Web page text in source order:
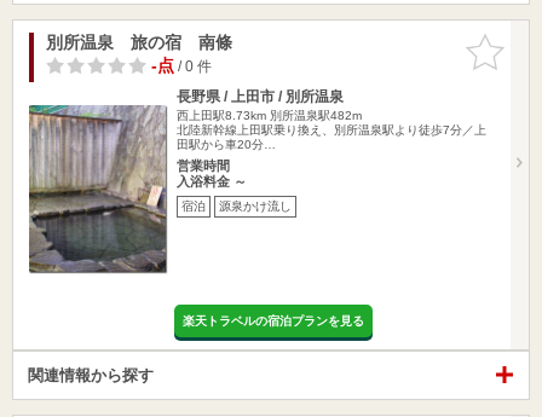
お気に入
りに追加
別所温泉 旅の宿 南條
-点/ 0 件
長野県 / 上田市 / 別所温泉
西上田駅8.73km 別所温泉駅482m
北陸新幹線上田駅乗り換え、別所温泉駅より徒歩7分／上
田駅から車20分…
営業時間
入浴料金 ～
宿泊 源泉かけ流し
楽天トラベルの宿泊プランを見る
関連情報から探す